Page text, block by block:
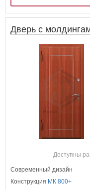
Дверь с
Доступны
Современный дизайн
Конструкция МК 800+